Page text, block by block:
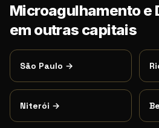
Microagulhamento e
em outras capitais
São Paulo →
Niterói →